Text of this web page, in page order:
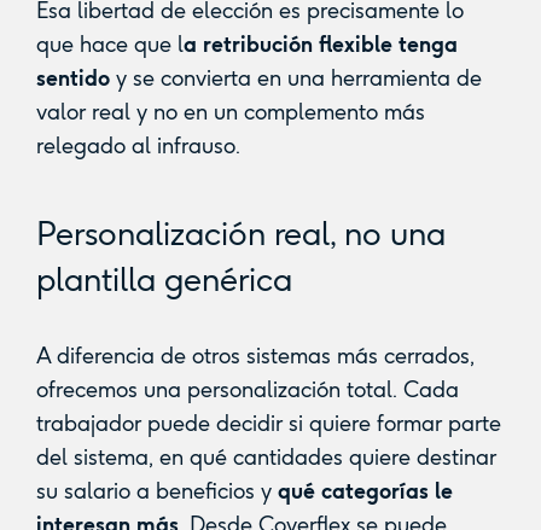
Esa libertad de elección es precisamente lo
que hace que la retribución flexible tenga
sentidoy se convierta en una herramienta de
valor real y no en un complemento más
relegado al infrauso.
Personalización real, no una
plantilla genérica
A diferencia de otros sistemas más cerrados,
ofrecemos una personalización total. Cada
trabajador puede decidir si quiere formar parte
del sistema, en qué cantidades quiere destinar
su salario a beneficios y qué categorías le
interesan más. Desde Coverflex se puede